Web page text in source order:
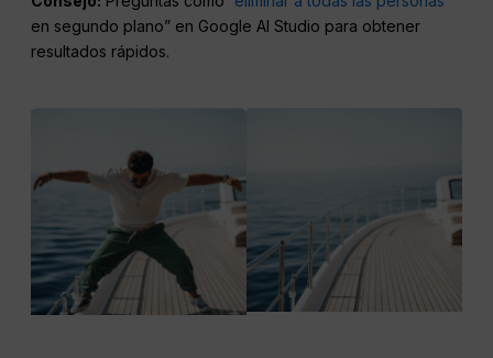
en segundo plano” en Google AI Studio para obtener
resultados rápidos.